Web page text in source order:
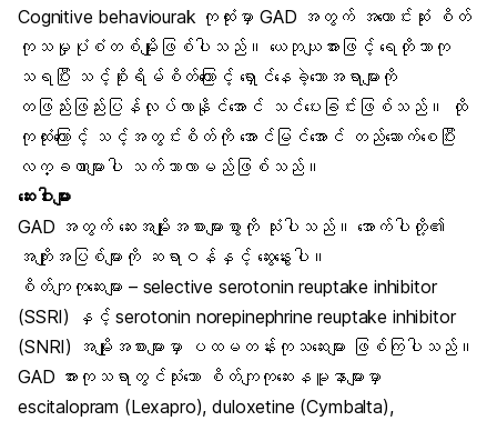
Cognitive behaviourak ကုထုံးမှာ GAD အတွက် အကောင်းဆုံး စိတ်
ကုသမှုပုံစံတစ်မျိုးဖြစ်ပါသည်။ ယေဘုယျအားဖြင့် ရေတိုသာကု
သရပြီး သင့်စိုးရိမ်စိတ်ကြောင့် ရှောင်နေခဲ့သောအရာများကို
တဖြည်းဖြည်းပြန်လုပ်လာနိုင်အောင် သင်ပေးခြင်းဖြစ်သည်။ ထို
ကုထုံးကြောင့် သင့်အတွင်းစိတ်ကို အောင်မြင်အောင် တည်ဆောက်စေပြီး
လက္ခဏာများပါ သက်သာလာမည်ဖြစ်သည်။
ဆေးဝါးများ
GAD အတွက် ဆေးအမျိုးအစားများစွာကို သုံးပါသည်။ အောက်ပါတို့၏
အကျိုးအပြစ်များကို ဆရာဝန်နှင့် ဆွေးနွေးပါ။
စိတ်ကျကုဆေးများ – selective serotonin reuptake inhibitor
(SSRI) နှင့် serotonin norepinephrine reuptake inhibitor
(SNRI) အမျိုးအစားများမှာ ပထမတန်းကုသဆေးများ ဖြစ်ကြပါသည်။
GAD အားကုသရာတွင်သုံးသော စိတ်ကျကုဆေးနမူနာများမှာ
escitalopram (Lexapro), duloxetine (Cymbalta),